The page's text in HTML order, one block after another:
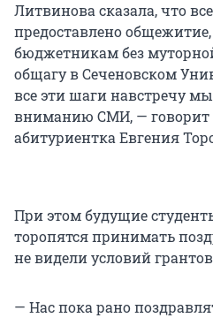
Литвинова сказала, что
предоставлено
бюджетникам без
общагу в Сеченовском
все эти шаги навстречу
вниманию СМИ, — говорит
абитуриентка Евгения
При этом будущие
торопятся принимать
не видели условий
— Нас пока рано